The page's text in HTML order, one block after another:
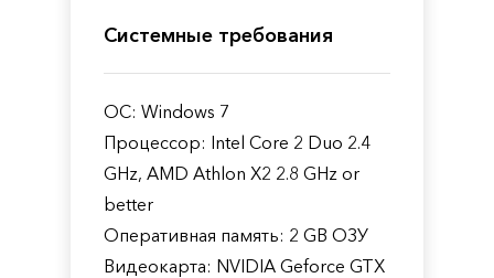
Системные требования
ОС: Windows 7
Процессор: Intel Core 2 Duo 2.4
GHz, AMD Athlon X2 2.8 GHz or
better
Оперативная память: 2 GB ОЗУ
Видеокарта: NVIDIA Geforce GTX